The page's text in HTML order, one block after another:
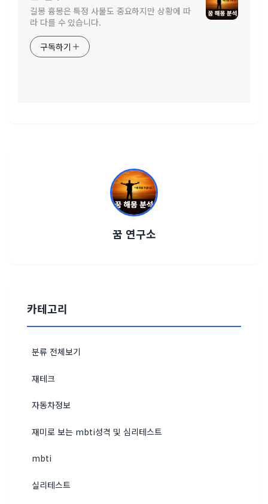
길몽 흉몽은 특정 사물도 중요하지만 상황에 따
라 다를 수 있습니다.
구독하기
꿈 연구소
카테고리
분류 전체보기
재테크
자동차정보
재미로 보는 mbti성격 및 심리테스트
mbti
실리테스트